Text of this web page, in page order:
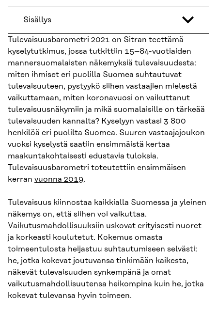
Sisällys
Tulevaisuusbarometri 2021 on Sitran teettämä
kyselytutkimus, jossa tutkittiin 15–84-vuotiai­den
mannersuomalaisten näkemyksiä tulevaisuudesta:
miten ihmiset eri puolilla Suomea suhtautuvat
tulevaisuuteen, pystyykö siihen vastaajien mielestä
vaikuttamaan, miten korona­vuosi on vaikuttanut
tulevaisuusnäkymiin ja mikä suomalaisille on tärkeää
tulevaisuuden kannalta? Kyselyyn vastasi 3 800
henkilöä eri puolilta Suomea. Suuren vastaajajoukon
vuoksi kyselystä saatiin ensimmäistä kertaa
maakuntakohtaisesti edustavia tuloksia.
Tulevaisuusbaro­metri toteutettiin ensimmäisen
kerran vuonna 2019.
Tulevaisuus kiinnostaa kaikkialla Suomessa ja yleinen
näkemys on, että siihen voi vaikut­taa.
Vaikutusmahdollisuuksiin uskovat erityisesti nuoret
ja korkeasti koulutetut. Kokemus omasta
toimeentulosta heijastuu suhtautumiseen selvästi:
he, jotka kokevat joutuvansa tinki­mään kaikesta,
näkevät tulevaisuuden synkempänä ja omat
vaikutusmahdollisuutensa heikom­pina kuin he, jotka
kokevat tulevansa hyvin toimeen.